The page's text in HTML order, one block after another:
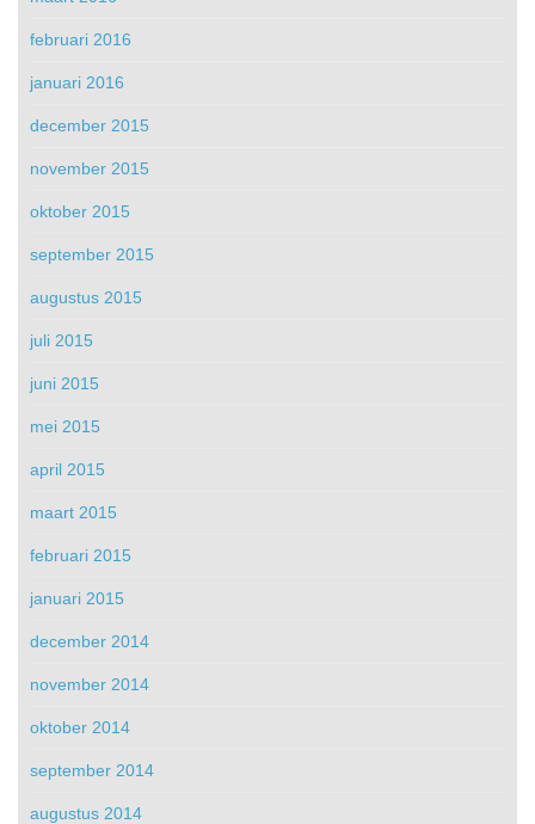
februari 2016
januari 2016
december 2015
november 2015
oktober 2015
september 2015
augustus 2015
juli 2015
juni 2015
mei 2015
april 2015
maart 2015
februari 2015
januari 2015
december 2014
november 2014
oktober 2014
september 2014
augustus 2014